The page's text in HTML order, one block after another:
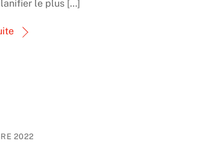
le plus […]
2022